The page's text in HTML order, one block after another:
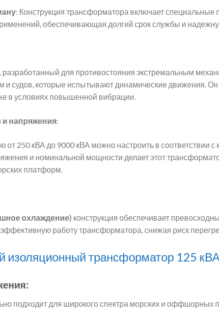
: Конструкция трансформатора включает специальные
обеспечивающая долгий срок службы и
для противостояния экстремальным
и судов, которые испытывают динамические движения.
в условиях повышенной вибрации.
напряжения:
250 кВА до 9000 кВА можно настроить в соответствии
и номинальной мощности делает этот
платформ.
охлаждение) конструкция обеспечивает
работу трансформатора, снижая риск
изоляционный трансформатор 125
подходит для широкого спектра морских и оффшорных